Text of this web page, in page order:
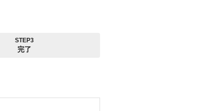
STEP3
完了